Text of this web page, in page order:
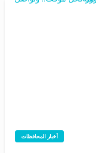
أخبار المحافظات